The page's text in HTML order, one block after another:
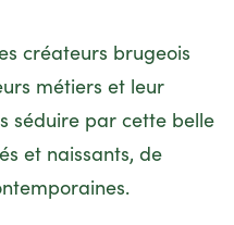
créateurs brugeois
métiers et leur
séduire par cette belle
et naissants, de